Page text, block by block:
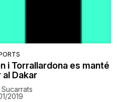
i Torrallardona es manté
Dakar
2019